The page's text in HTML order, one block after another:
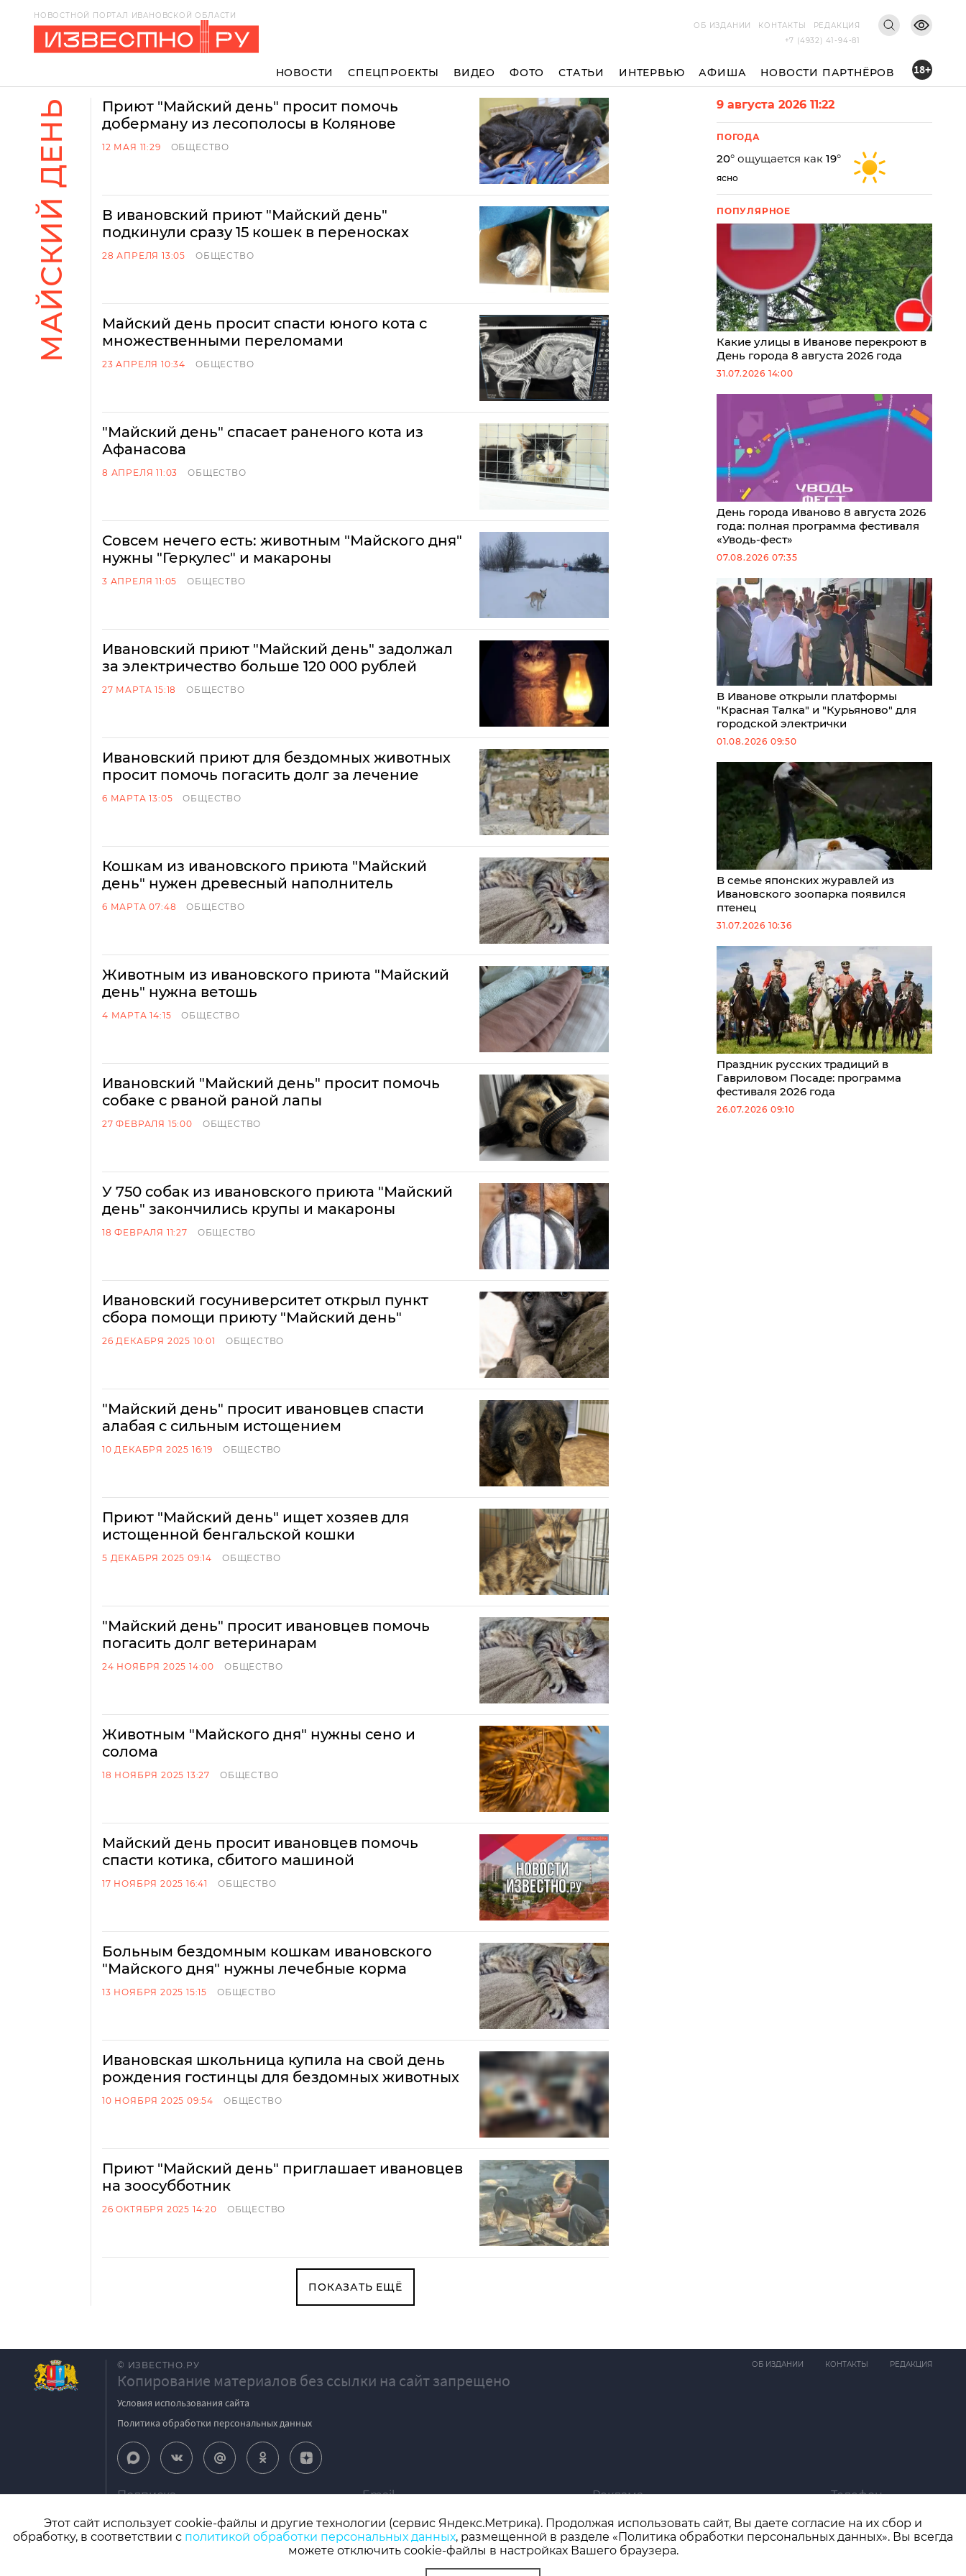
НОВОСТНОЙ ПОРТАЛ ИВАНОВСКОЙ ОБЛАСТИ
ОБ ИЗДАНИИ
КОНТАКТЫ
РЕДАКЦИЯ
+7 (4932) 41-94-81
НОВОСТИ СПЕЦПРОЕКТЫ ВИДЕО ФОТО СТАТЬИ ИНТЕРВЬЮ АФИША НОВОСТИ ПАРТНЁРОВ 18+
МАЙСКИЙ ДЕНЬ
Приют "Майский день" просит помочь
доберману из лесополосы в Колянове
12 МАЯ 11:29 ОБЩЕСТВО
В ивановский приют "Майский день"
подкинули сразу 15 кошек в переносках
28 АПРЕЛЯ 13:05 ОБЩЕСТВО
Майский день просит спасти юного кота с
множественными переломами
23 АПРЕЛЯ 10:34 ОБЩЕСТВО
"Майский день" спасает раненого кота из
Афанасова
8 АПРЕЛЯ 11:03 ОБЩЕСТВО
Совсем нечего есть: животным "Майского дня"
нужны "Геркулес" и макароны
3 АПРЕЛЯ 11:05 ОБЩЕСТВО
Ивановский приют "Майский день" задолжал
за электричество больше 120 000 рублей
27 МАРТА 15:18 ОБЩЕСТВО
Ивановский приют для бездомных животных
просит помочь погасить долг за лечение
6 МАРТА 13:05 ОБЩЕСТВО
Кошкам из ивановского приюта "Майский
день" нужен древесный наполнитель
6 МАРТА 07:48 ОБЩЕСТВО
Животным из ивановского приюта "Майский
день" нужна ветошь
4 МАРТА 14:15 ОБЩЕСТВО
Ивановский "Майский день" просит помочь
собаке с рваной раной лапы
27 ФЕВРАЛЯ 15:00 ОБЩЕСТВО
У 750 собак из ивановского приюта "Майский
день" закончились крупы и макароны
18 ФЕВРАЛЯ 11:27 ОБЩЕСТВО
Ивановский госуниверситет открыл пункт
сбора помощи приюту "Майский день"
26 ДЕКАБРЯ 2025 10:01 ОБЩЕСТВО
"Майский день" просит ивановцев спасти
алабая с сильным истощением
10 ДЕКАБРЯ 2025 16:19 ОБЩЕСТВО
Приют "Майский день" ищет хозяев для
истощенной бенгальской кошки
5 ДЕКАБРЯ 2025 09:14 ОБЩЕСТВО
"Майский день" просит ивановцев помочь
погасить долг ветеринарам
24 НОЯБРЯ 2025 14:00 ОБЩЕСТВО
Животным "Майского дня" нужны сено и
солома
18 НОЯБРЯ 2025 13:27 ОБЩЕСТВО
Майский день просит ивановцев помочь
спасти котика, сбитого машиной
17 НОЯБРЯ 2025 16:41 ОБЩЕСТВО
Больным бездомным кошкам ивановского
"Майского дня" нужны лечебные корма
13 НОЯБРЯ 2025 15:15 ОБЩЕСТВО
Ивановская школьница купила на свой день
рождения гостинцы для бездомных животных
10 НОЯБРЯ 2025 09:54 ОБЩЕСТВО
Приют "Майский день" приглашает ивановцев
на зоосубботник
26 ОКТЯБРЯ 2025 14:20 ОБЩЕСТВО
ПОКАЗАТЬ ЕЩЁ
9 августа 2026 11:22
ПОГОДА
20° ощущается как 19°
ясно
ПОПУЛЯРНОЕ
Какие улицы в Иванове перекроют в
День города 8 августа 2026 года
31.07.2026 14:00
День города Иваново 8 августа 2026
года: полная программа фестиваля
«Уводь-фест»
07.08.2026 07:35
В Иванове открыли платформы
"Красная Талка" и "Курьяново" для
городской электрички
01.08.2026 09:50
В семье японских журавлей из
Ивановского зоопарка появился
птенец
31.07.2026 10:36
Праздник русских традиций в
Гавриловом Посаде: программа
фестиваля 2026 года
26.07.2026 09:10
© ИЗВЕСТНО.РУ
Копирование материалов без ссылки на сайт запрещено
Условия использования сайта
Политика обработки персональных данных
ОБ ИЗДАНИИ КОНТАКТЫ РЕДАКЦИЯ
Подписка
Email
Реклама
Телефон
СМИ: Izvestno.ru. Реестровая запись 08.11.2019 серия ЭЛ № ФС 77 - 77192, зарегистрировано Роскомнадзором
Этот сайт использует cookie-файлы и другие технологии (сервис Яндекс.Метрика). Продолжая использовать сайт, Вы даете согласие на их сбор и
обработку, в соответствии с политикой обработки персональных данных, размещенной в разделе «Политика обработки персональных данных». Вы всегда
можете отключить cookie-файлы в настройках Вашего браузера.